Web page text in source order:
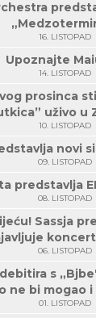
16. LISTOPAD
Upoznajte
14. LISTOPAD
prosinca
uživo u
10. LISTOPAD
novi
09. LISTOPAD
predstavlja
08. LISTOPAD
Sassja
06. LISTOPAD
s
ne bi mogao
01. LISTOPAD